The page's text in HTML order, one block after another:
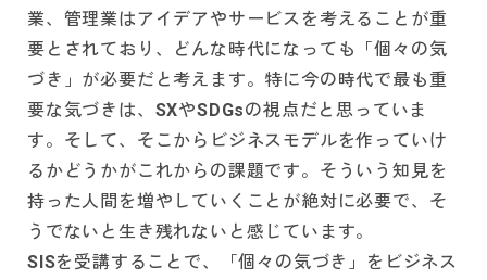
業、管理業はアイデアやサービスを考えることが重
要とされており、どんな時代になっても「個々の気
づき」が必要だと考えます。特に今の時代で最も重
要な気づきは、SXやSDGsの視点だと思っていま
す。そして、そこからビジネスモデルを作っていけ
るかどうかがこれからの課題です。そういう知見を
持った人間を増やしていくことが絶対に必要で、そ
うでないと生き残れないと感じています。
SISを受講することで、「個々の気づき」をビジネス